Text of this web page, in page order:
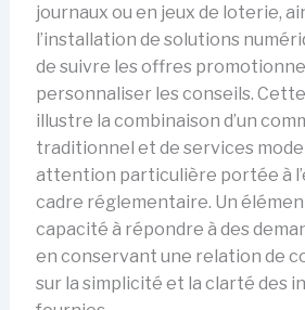
journaux ou en jeux de loterie,
l’installation de solutions
de suivre les offres
personnaliser les conseils.
illustre la combinaison d’un
traditionnel et de services
attention particulière portée à
cadre réglementaire. Un
capacité à répondre à des
en conservant une relation de
sur la simplicité et la clarté des